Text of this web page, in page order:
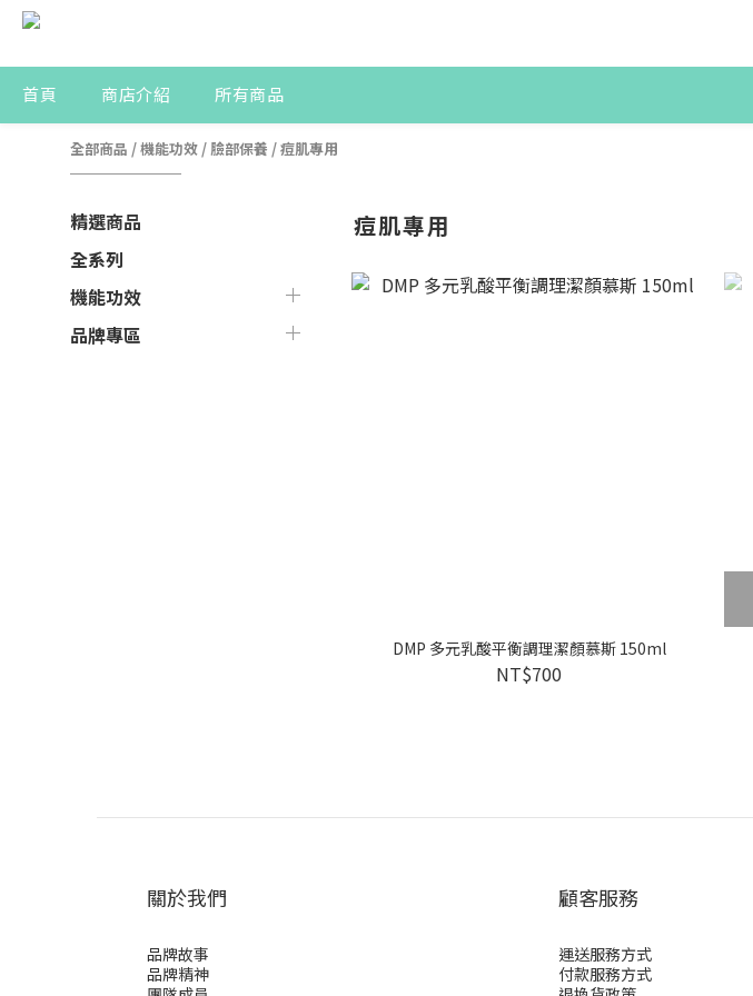
首頁 商店介紹 所有商品
全部商品 /機能功效 /臉部保養 /痘肌專用
精選商品
全系列
機能功效
品牌專區
痘肌專用
DMP 多元乳酸平衡調理潔顏慕斯 150ml
NT$700
關於我們
品牌故事
品牌精神
顧客服務
運送服務方式
付款服務方式